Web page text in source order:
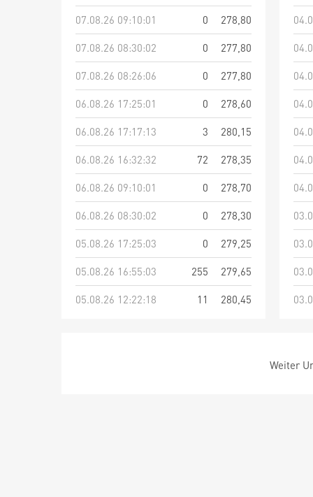
07.08.26 09:10:01
0
278,80
07.08.26 08:30:02
0
277,80
07.08.26 08:26:06
0
277,80
06.08.26 17:25:01
0
278,60
06.08.26 17:17:13
3
280,15
06.08.26 16:32:32
72
278,35
06.08.26 09:10:01
0
278,70
06.08.26 08:30:02
0
278,30
05.08.26 17:25:03
0
279,25
05.08.26 16:55:03
255
279,65
05.08.26 12:22:18
11 280,45
Weiter